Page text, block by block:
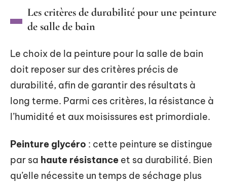
Les critères de durabilité pour une peinture
de salle de bain
Le choix de la peinture pour la salle de bain
doit reposer sur des critères précis de
durabilité, afin de garantir des résultats à
long terme. Parmi ces critères, la résistance à
l’humidité et aux moisissures est primordiale.
Peinture glycéro : cette peinture se distingue
par sa haute résistance et sa durabilité. Bien
qu’elle nécessite un temps de séchage plus